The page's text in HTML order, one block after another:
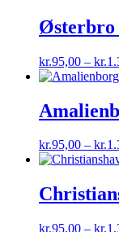
kr.95,00 – kr.
kr.95,00 – kr.
kr.95,00 – kr.